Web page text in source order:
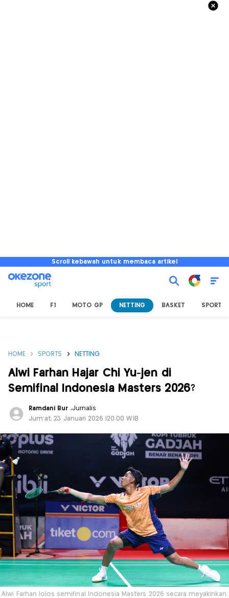
Scroll kebawah untuk membaca artikel
HOME F1 MOTO GP NETTING BASKET SPORT
HOME SPORTS NETTING
Alwi Farhan Hajar Chi Yu-jen di
Semifinal Indonesia Masters 2026?
Ramdani Bur ,Jurnalis
Jum'at, 23 Januari 2026 |20:00 WIB
Alwi Farhan lolos semifinal Indonesia Masters 2026 secara meyakinkan.